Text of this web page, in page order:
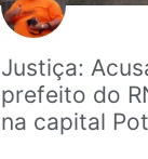
Justiça:
prefeito do
na capital